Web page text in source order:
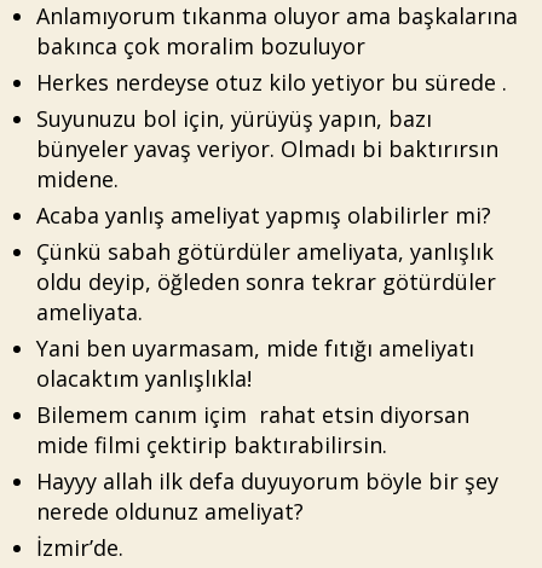
Anlamıyorum tıkanma oluyor ama başkalarına
bakınca çok moralim bozuluyor
Herkes nerdeyse otuz kilo yetiyor bu sürede .
Suyunuzu bol için, yürüyüş yapın, bazı
bünyeler yavaş veriyor. Olmadı bi baktırırsın
midene.
Acaba yanlış ameliyat yapmış olabilirler mi?
Çünkü sabah götürdüler ameliyata, yanlışlık
oldu deyip, öğleden sonra tekrar götürdüler
ameliyata.
Yani ben uyarmasam, mide fıtığı ameliyatı
olacaktım yanlışlıkla!
Bilemem canım içim rahat etsin diyorsan
mide filmi çektirip baktırabilirsin.
Hayyy allah ilk defa duyuyorum böyle bir şey
nerede oldunuz ameliyat?
İzmir’de.